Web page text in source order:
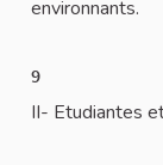
environnants.
9
II- Etudiantes